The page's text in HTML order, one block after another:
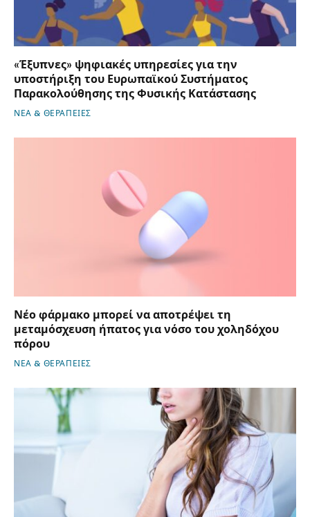
«Έξυπνες» ψηφιακές υπηρεσίες για την
υποστήριξη του Ευρωπαϊκού Συστήματος
Παρακολούθησης της Φυσικής Κατάστασης
ΝΕΑ & ΘΕΡΑΠΕΙΕΣ
Νέο φάρμακο μπορεί να αποτρέψει τη
μεταμόσχευση ήπατος για νόσο του χοληδόχου
πόρου
ΝΕΑ & ΘΕΡΑΠΕΙΕΣ